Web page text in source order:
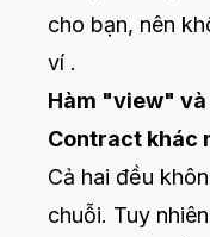
cho bạn, nên
ví .
Hàm "view"
Contract khác
Cả hai đều
chuỗi. Tuy